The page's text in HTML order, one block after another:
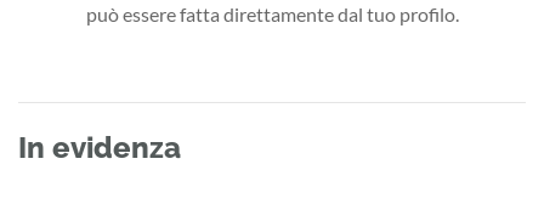
può essere fatta direttamente dal tuo profilo.
In evidenza